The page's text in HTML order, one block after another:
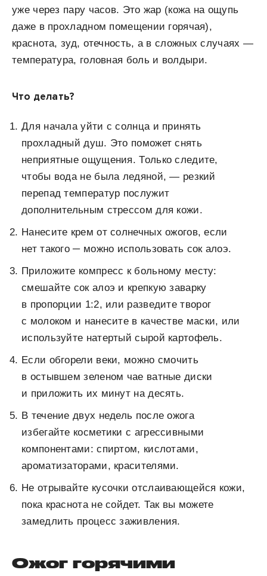
уже через пару часов. Это жар (кожа на ощупь
даже в прохладном помещении горячая),
краснота, зуд, отечность, а в сложных случаях —
температура, головная боль и волдыри.
Что делать?
Для начала уйти с солнца и принять
прохладный душ. Это поможет снять
неприятные ощущения. Только следите,
чтобы вода не была ледяной, — резкий
перепад температур послужит
дополнительным стрессом для кожи.
Нанесите крем от солнечных ожогов, если
нет такого ─ можно использовать сок алоэ.
Приложите компресс к больному месту:
смешайте сок алоэ и крепкую заварку
в пропорции 1:2, или разведите творог
с молоком и нанесите в качестве маски, или
используйте натертый сырой картофель.
Если обгорели веки, можно смочить
в остывшем зеленом чае ватные диски
и приложить их минут на десять.
В течение двух недель после ожога
избегайте косметики с агрессивными
компонентами: спиртом, кислотами,
ароматизаторами, красителями.
Не отрывайте кусочки отслаивающейся кожи,
пока краснота не сойдет. Так вы можете
замедлить процесс заживления.
Ожог горячими